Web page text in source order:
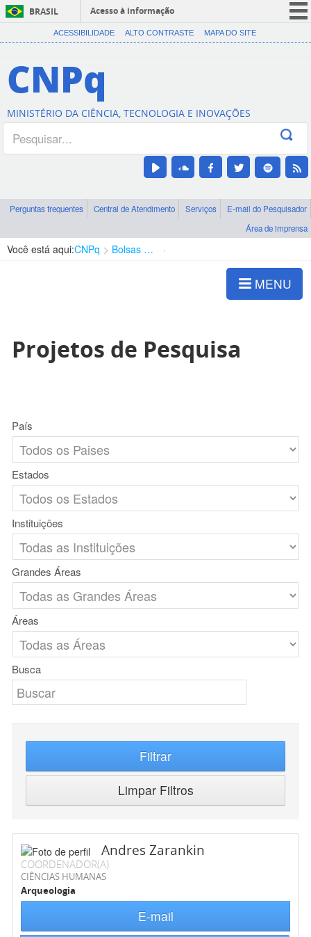
BRASIL
Acesso à informação
CORONAVÍRUS (COVID-19)
Canais
ACESSIBILIDADE ALTO CONTRASTE MAPA DO SITE
CNPq
MINISTÉRIO DA CIÊNCIA, TECNOLOGIA E INOVAÇÕES
Perguntas frequentes Central de Atendimento Serviços
E-mail do Pesquisador
Área de imprensa
Você está aqui:CNPq Bolsas e Auxílios Vigentes
MENU
Projetos de Pesquisa
País
Estados
Instituições
Grandes Áreas
Áreas
Busca
Filtrar
Limpar Filtros
Andres Zarankin
COORDENADOR(A)
CIÊNCIAS HUMANAS
Arqueologia
E-mail